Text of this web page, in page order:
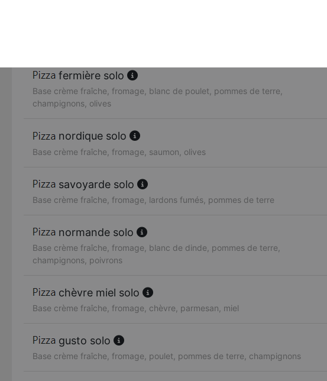
fermière solo
Base crème fraîche, fromage, blanc de poulet, pommes de terre,
champignons, olives
nordique solo
Base crème fraîche, fromage, saumon, olives
savoyarde solo
Base crème fraîche, fromage, lardons fumés, pommes de terre
normande solo
Base crème fraîche, fromage, blanc de dinde, pommes de terre,
champignons, poivrons
chèvre miel solo
Base crème fraîche, fromage, chèvre, parmesan, miel
gusto solo
Base crème fraîche, fromage, poulet, pommes de terre, champignons